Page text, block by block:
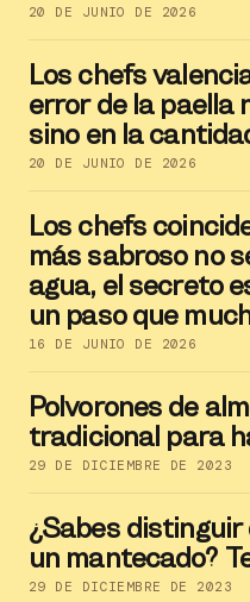
20 DE JUNIO DE 2026
Los chefs
error de la paella
sino en la
20 DE JUNIO DE 2026
Los chefs
más sabroso no
agua, el secreto
un paso que
16 DE JUNIO DE 2026
Polvorones de
tradicional para
29 DE DICIEMBRE DE 2023
¿Sabes distinguir
un mantecado?
29 DE DICIEMBRE DE 2023